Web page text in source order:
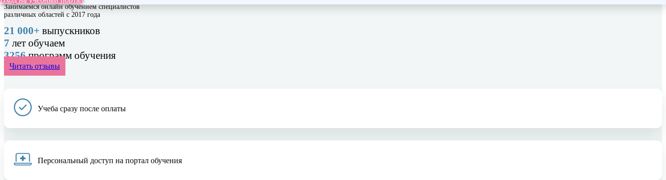
Занимаемся онлайн обучением специалистов
различных областей с 2017 года
21 000+ выпускников
7 лет обучаем
3256программ обучения
Читать отзывы
Учеба сразу после оплаты
Персональный доступ на портал обучения